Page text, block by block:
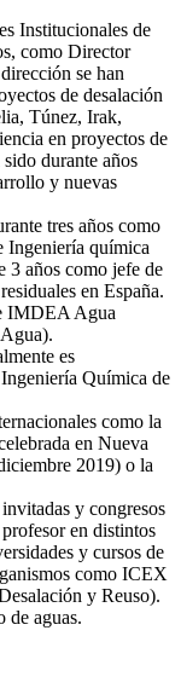
Institucionales de
como Director
se han
de desalación
Túnez, Irak,
en proyectos de
durante años
y nuevas
tres años como
Ingeniería química
3 años como jefe de
en España.
IMDEA Agua
es
Química de
como la
en Nueva
2019) o la
y congresos
en distintos
y cursos de
como ICEX
y Reuso).
de aguas.